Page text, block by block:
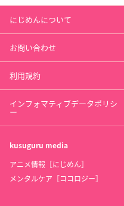
にじめんについて
お問い合わせ
利用規約
インフォマティブデータポリシ
ー
kusuguru media
アニメ情報［にじめん］
メンタルケア［ココロジー］